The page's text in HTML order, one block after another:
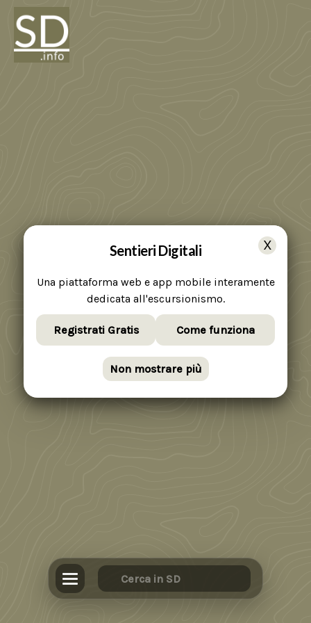
Sentieri Digitali
Una piattaforma web e app mobile interamente
dedicata all'escursionismo.
Registrati Gratis Come funziona
Non mostrare più